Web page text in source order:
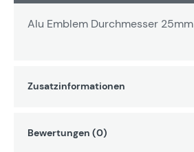
Alu Emblem Durchmesser 25mm
Zusatzinformationen
Bewertungen (0)